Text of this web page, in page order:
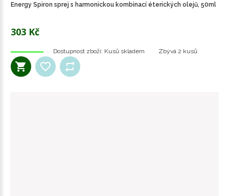
Energy Spiron sprej s harmonickou kombinací éterických olejů, 50ml
303 Kč
Dostupnost zboží: Kusů skladem Zbývá 2 kusů